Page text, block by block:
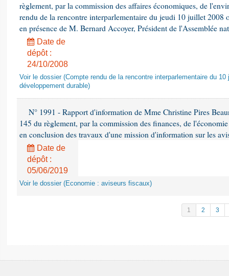
règlement, par la commission des affaires économiques, de
rendu de la rencontre interparlementaire du jeudi 10 juillet 2008
en présence de M. Bernard Accoyer, Président de l'Assemblée
Date de
dépôt :
24/10/2008
Voir le dossier (Compte rendu de la rencontre interparlementaire du
développement durable)
N° 1991 - Rapport d'information de Mme Christine Pires
145 du règlement, par la commission des finances, de
en conclusion des travaux d'une mission d'information sur les
Date de
dépôt :
05/06/2019
Voir le dossier (Economie : aviseurs fiscaux)
1 2 3